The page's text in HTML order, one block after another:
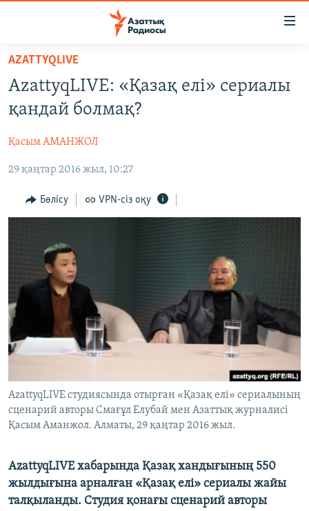
Skip
main
content
to
Navigation
САЯСАТ
ҚАҢТАР ОҚИҒАСЫ
АДАМ ҚҰҚЫҚТАРЫ
ӘЛЕУМЕТ
АРНАЙЫ ЖОБАЛАР
Русский
ЖАЗЫЛЫҢЫЗ
Басқа тілдерде
AZATTYQLIVE
AzattyqLIVE: «Қазақ елі» сериалы
қандай болмақ?
Қасым АМАНЖОЛ
29 қаңтар 2016 жыл, 10:27
Бөлісу VPN-сіз оқу
AzattyqLIVE студиясында отырған «Қазақ елі» сериалының
сценарий авторы Смағұл Елубай мен Азаттық журналисі
Қасым Аманжол. Алматы, 29 қаңтар 2016 жыл.
AzattyqLIVE хабарында Қазақ хандығының 550
жылдығына арналған «Қазақ елі» сериалы жайы
талқыланды. Студия қонағы сценарий авторы